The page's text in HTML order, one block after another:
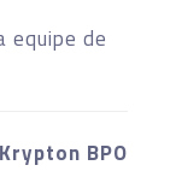
equipe de
BPO